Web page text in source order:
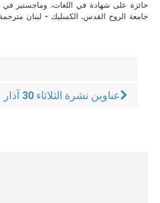
حائزة على شهادة في اللغات، وماجستير في
جامعة الروح القدس، الكسليك - لبنان
عناوين نشرة الثلاثاء 30 آذار 2021: أن نرى أو لا نرى